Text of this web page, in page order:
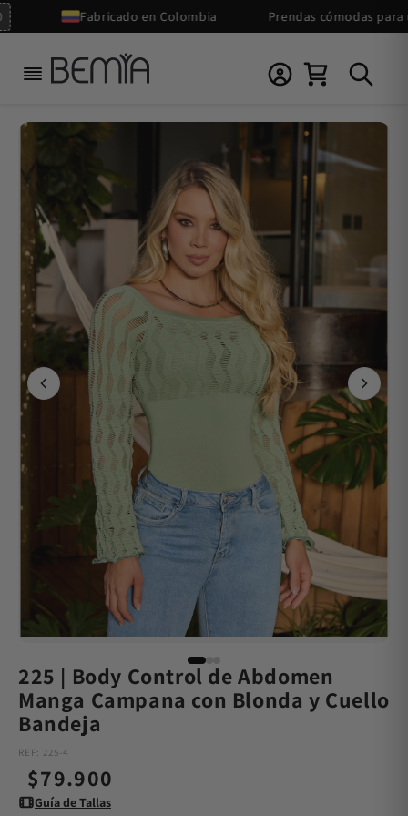
directamente
al contenido
Fabricado en Colombia Prendas cómodas para
225 | Body Control de Abdomen
Manga Campana con Blonda y Cuello
Bandeja
REF: 225-4
Precio
$79.900
Guía de Tallas